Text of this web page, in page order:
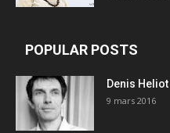
POPULAR POSTS
Denis
9 mars 2016